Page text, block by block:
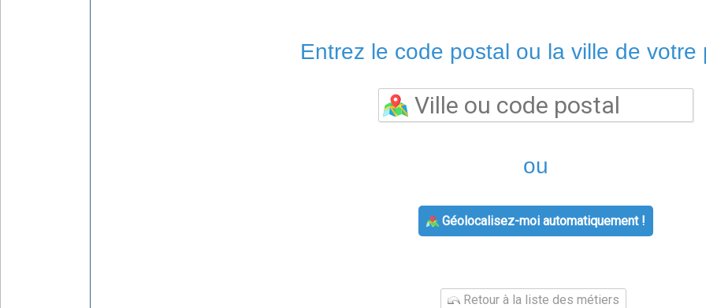
Entrez le code postal ou la ville de votre
ou
Géolocalisez-moi automatiquement !
Retour à la liste des métiers